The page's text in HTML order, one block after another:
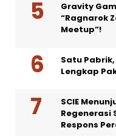
Gravity
“Ragnarok
Meetup”!
Satu
Lengkap
SCIE
Regenerasi
Respons